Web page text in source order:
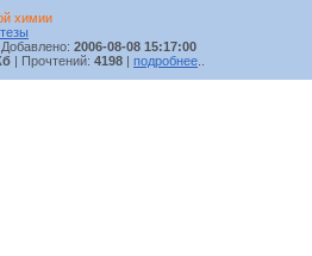
химии
Добавлено: 2006-08-08 15:17:00
| Прочтений: 4198 подробнее